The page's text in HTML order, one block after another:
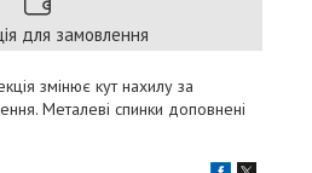
для замовлення
змінює кут нахилу за
Металеві спинки доповнені